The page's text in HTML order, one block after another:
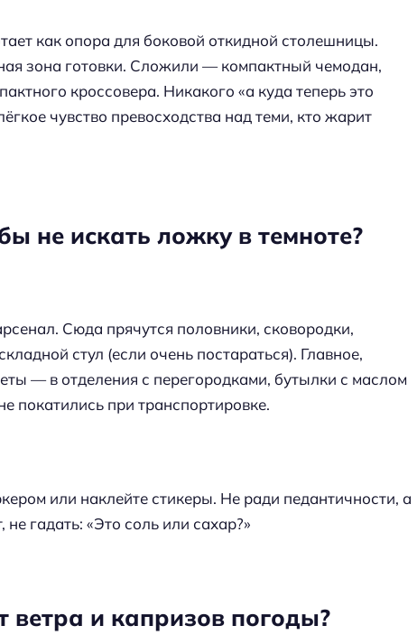
как опора для боковой откидной столешницы.
зона готовки. Сложили — компактный чемодан,
кроссовера. Никакого «а куда теперь это
чувство превосходства над теми, кто жарит
не искать ложку в темноте?
Сюда прячутся половники, сковородки,
стул (если очень постараться). Главное,
— в отделения с перегородками, бутылки с маслом
покатились при транспортировке.
или наклейте стикеры. Не ради педантичности, а
гадать: «Это соль или сахар?»
ветра и капризов погоды?